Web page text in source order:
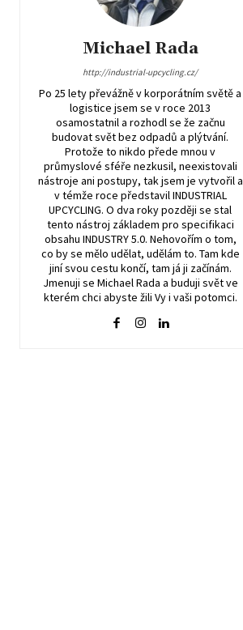
Michael Rada
http://industrial-upcycling.cz/
Po 25 lety převážně v korporátním světě a
logistice jsem se v roce 2013
osamostatnil a rozhodl se že začnu
budovat svět bez odpadů a plýtvání.
Protože to nikdo přede mnou v
průmyslové sféře nezkusil, neexistovali
nástroje ani postupy, tak jsem je vytvořil a
v témže roce představil INDUSTRIAL
UPCYCLING. O dva roky později se stal
tento nástroj základem pro specifikaci
obsahu INDUSTRY 5.0. Nehovořím o tom,
co by se mělo udělat, udělám to. Tam kde
jiní svou cestu končí, tam já ji začínám.
Jmenuji se Michael Rada a buduji svět ve
kterém chci abyste žili Vy i vaši potomci.